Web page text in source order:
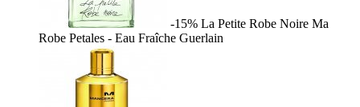
-15% La Petite Robe Noire Ma
Robe Petales - Eau Fraîche Guerlain